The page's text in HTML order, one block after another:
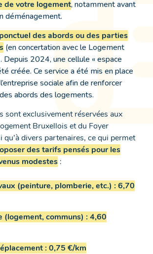
de votre logement, notamment avant
déménagement.
des abords ou des parties
(en concertation avec le Logement
Depuis 2024, une cellule « espace
créée. Ce service a été mis en place
sociale afin de renforcer
abords des logements.
sont exclusivement réservées aux
Bruxellois et du Foyer
qu’à divers partenaires, ce qui permet
des tarifs pensés pour les
modestes :
(peinture, plomberie, etc.) : 6,70
(logement, communs) : 4,60
: 0,75 €/km